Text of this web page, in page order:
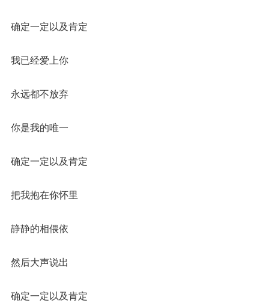
确定一定以及肯定
我已经爱上你
永远都不放弃
你是我的唯一
确定一定以及肯定
把我抱在你怀里
静静的相偎依
然后大声说出
确定一定以及肯定